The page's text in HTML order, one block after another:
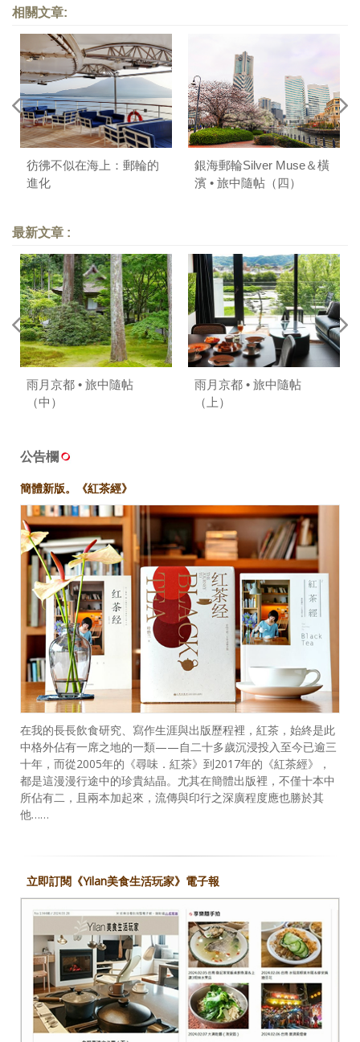
相關文章:
彷彿不似在海上：郵輪的
進化
銀海郵輪Silver Muse＆橫
濱 • 旅中隨帖（四）
最新文章 :
雨月京都 • 旅中隨帖
（中）
雨月京都 • 旅中隨帖
（上）
公告欄
簡體新版。《紅茶經》
在我的長長飲食研究、寫作生涯與出版歷程裡，紅茶，始終是此
中格外佔有一席之地的一類——自二十多歲沉浸投入至今已逾三
十年，而從2005年的《尋味．紅茶》到2017年的《紅茶經》，
都是這漫漫行途中的珍貴結晶。尤其在簡體出版裡，不僅十本中
所佔有二，且兩本加起來，流傳與印行之深廣程度應也勝於其
他……
立即訂閱《Yilan美食生活玩家》電子報